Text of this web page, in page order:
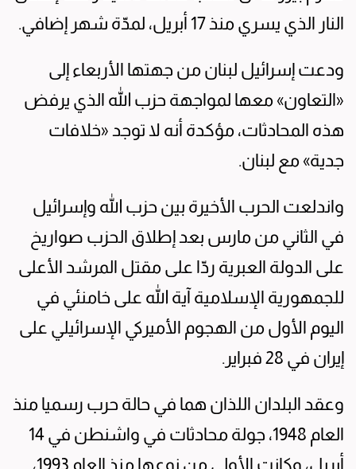
النار الذي يسري منذ 17 أبريل، لمدّة شهر إضافي.
ودعت إسرائيل لبنان من جهتها الأربعاء إلى
«التعاون» معها لمواجهة حزب الله الذي يرفض
هذه المحادثات، مؤكدة أنه لا توجد «خلافات
جدية» مع لبنان.
واندلعت الحرب الأخيرة بين حزب الله وإسرائيل
في الثاني من مارس بعد إطلاق الحزب صواريخ
على الدولة العبرية ردّا على مقتل المرشد الأعلى
للجمهورية الإسلامية آية الله على خامنئي في
اليوم الأول من الهجوم الأميركي الإسرائيلي على
إيران في 28 فبراير.
وعقد البلدان اللذان هما في حالة حرب رسميا منذ
العام 1948، جولة محادثات في واشنطن في 14
أبريل، وكانت الأولى من نوعها منذ العام 1993،